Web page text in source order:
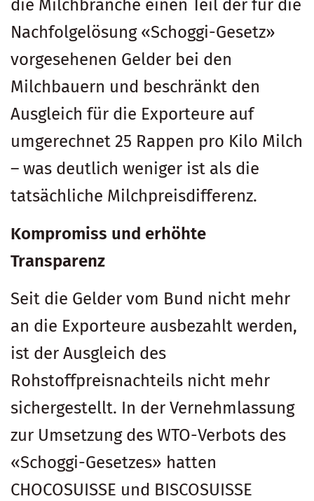
die Milchbranche einen Teil der für die
Nachfolgelösung «Schoggi-Gesetz»
vorgesehenen Gelder bei den
Milchbauern und beschränkt den
Ausgleich für die Exporteure auf
umgerechnet 25 Rappen pro Kilo Milch
– was deutlich weniger ist als die
tatsächliche Milchpreisdifferenz.
Kompromiss und erhöhte
Transparenz
Seit die Gelder vom Bund nicht mehr
an die Exporteure ausbezahlt werden,
ist der Ausgleich des
Rohstoffpreisnachteils nicht mehr
sichergestellt. In der Vernehmlassung
zur Umsetzung des WTO-Verbots des
«Schoggi-Gesetzes» hatten
CHOCOSUISSE und BISCOSUISSE